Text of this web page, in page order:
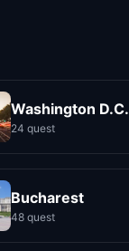
Washington D.C.
24 quest
Bucharest
48 quest